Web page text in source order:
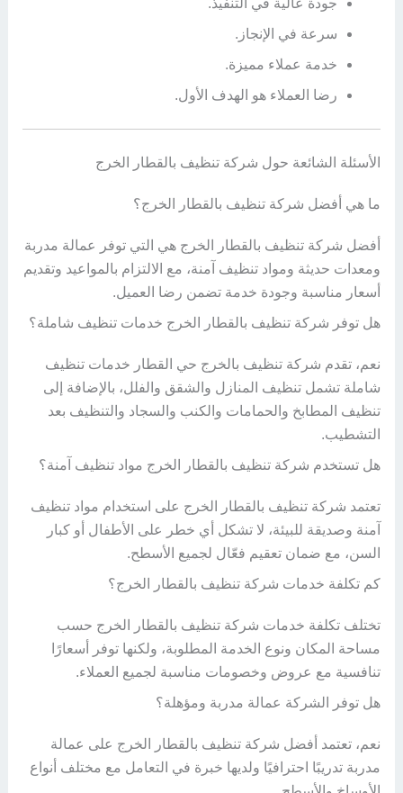
جودة عالية في التنفيذ.
سرعة في الإنجاز.
خدمة عملاء مميزة.
رضا العملاء هو الهدف الأول.
الأسئلة الشائعة حول شركة تنظيف بالقطار الخرج
ما هي أفضل شركة تنظيف بالقطار الخرج؟
أفضل شركة تنظيف بالقطار الخرج هي التي توفر عمالة مدربة
ومعدات حديثة ومواد تنظيف آمنة، مع الالتزام بالمواعيد وتقديم
أسعار مناسبة وجودة خدمة تضمن رضا العميل.
هل توفر شركة تنظيف بالقطار الخرج خدمات تنظيف شاملة؟
نعم، تقدم شركة تنظيف بالخرج حي القطار خدمات تنظيف
شاملة تشمل تنظيف المنازل والشقق والفلل، بالإضافة إلى
تنظيف المطابخ والحمامات والكنب والسجاد والتنظيف بعد
التشطيب.
هل تستخدم شركة تنظيف بالقطار الخرج مواد تنظيف آمنة؟
تعتمد شركة تنظيف بالقطار الخرج على استخدام مواد تنظيف
آمنة وصديقة للبيئة، لا تشكل أي خطر على الأطفال أو كبار
السن، مع ضمان تعقيم فعّال لجميع الأسطح.
كم تكلفة خدمات شركة تنظيف بالقطار الخرج؟
تختلف تكلفة خدمات شركة تنظيف بالقطار الخرج حسب
مساحة المكان ونوع الخدمة المطلوبة، ولكنها توفر أسعارًا
تنافسية مع عروض وخصومات مناسبة لجميع العملاء.
هل توفر الشركة عمالة مدربة ومؤهلة؟
نعم، تعتمد أفضل شركة تنظيف بالقطار الخرج على عمالة
مدربة تدريبًا احترافيًا ولديها خبرة في التعامل مع مختلف أنواع